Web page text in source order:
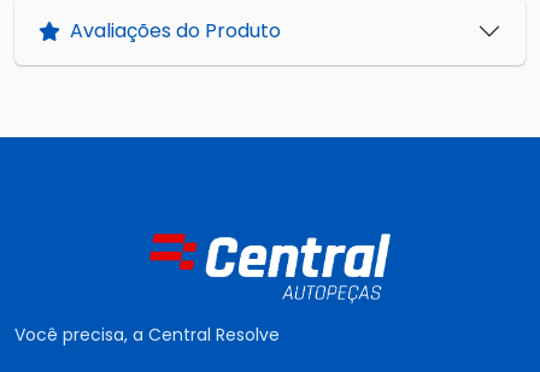
Avaliações do Produto
Você precisa, a Central Resolve